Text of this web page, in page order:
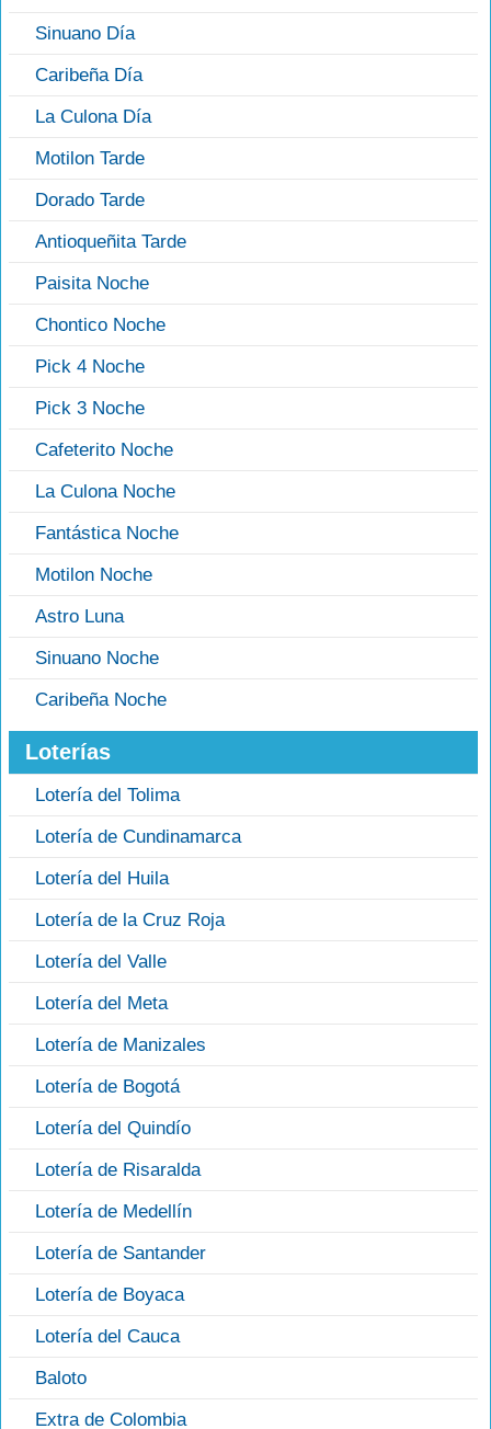
Sinuano Día
Caribeña Día
La Culona Día
Motilon Tarde
Dorado Tarde
Antioqueñita Tarde
Paisita Noche
Chontico Noche
Pick 4 Noche
Pick 3 Noche
Cafeterito Noche
La Culona Noche
Fantástica Noche
Motilon Noche
Astro Luna
Sinuano Noche
Caribeña Noche
Loterías
Lotería del Tolima
Lotería de Cundinamarca
Lotería del Huila
Lotería de la Cruz Roja
Lotería del Valle
Lotería del Meta
Lotería de Manizales
Lotería de Bogotá
Lotería del Quindío
Lotería de Risaralda
Lotería de Medellín
Lotería de Santander
Lotería de Boyaca
Lotería del Cauca
Baloto
Extra de Colombia